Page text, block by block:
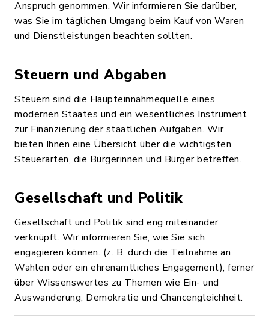
Anspruch genommen. Wir informieren Sie darüber,
was Sie im täglichen Umgang beim Kauf von Waren
und Dienstleistungen beachten sollten.
Steuern und Abgaben
Steuern sind die Haupteinnahmequelle eines
modernen Staates und ein wesentliches Instrument
zur Finanzierung der staatlichen Aufgaben. Wir
bieten Ihnen eine Übersicht über die wichtigsten
Steuerarten, die Bürgerinnen und Bürger betreffen.
Gesellschaft und Politik
Gesellschaft und Politik sind eng miteinander
verknüpft. Wir informieren Sie, wie Sie sich
engagieren können. (z. B. durch die Teilnahme an
Wahlen oder ein ehrenamtliches Engagement), ferner
über Wissenswertes zu Themen wie Ein- und
Auswanderung, Demokratie und Chancengleichheit.